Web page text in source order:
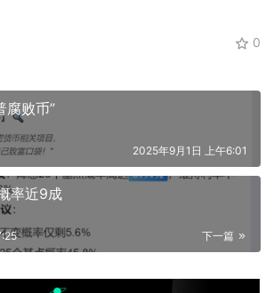
0
腐败币”
2025年9月1日 上午6:01
率近9成
下一篇